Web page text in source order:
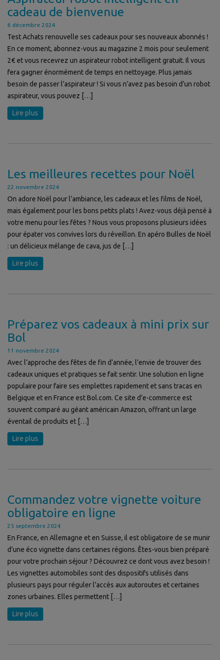
cadeau de bienvenue
6 décembre 2024
Test Achats renouvelle ses cadeaux pour ses nouveaux abonnés !
En ce moment, abonnez-vous au magazine 2 mois pour seulement
2€ et vous recevrez un aspirateur robot intelligent gratuit. Il vous
fera gagner énormément de temps en nettoyage. Plus jamais
besoin de passer l’aspirateur ! Si vous n’avez pas besoin d’un robot
aspirateur, vous pouvez […]
Lire plus
Les meilleures recettes pour Noël
22 novembre 2024
On adore Noël pour l’ambiance, les cadeaux et les films de Noël,
mais également pour les bons petits plats ! Avez-vous déjà pensé à
votre menu pour les fêtes ? Nous vous proposons plusieurs idées
pour épater vos convives lors du réveillon. En apéro Bulles de Noël
: un délicieux mélange de cava, jus de […]
Lire plus
Préparez vos cadeaux à mini prix sur
Bol
11 novembre 2024
Avec l’approche des fêtes de fin d’année, l’envie de trouver des
cadeaux uniques et pratiques se fait sentir. Une solution en ligne
populaire pour faire ses emplettes rapidement et sans tracas en
Belgique et en France est Bol.com. Ce site d’e-commerce est
souvent comparé au géant américain Amazon, offrant un large
éventail de produits et […]
Lire plus
Commandez votre vignette voiture
obligatoire en ligne
25 septembre 2024
En France, en Allemagne et en Suisse, il est obligatoire de se munir
d’une éco vignette dans certaines régions. Êtes-vous bien préparé
pour votre prochain séjour ? Découvrez ce dont vous avez besoin !
Les vignettes automobiles sont des dispositifs utilisés dans
plusieurs pays pour réguler l’accès aux autoroutes et certaines
zones urbaines. Elles permettent […]
Lire plus